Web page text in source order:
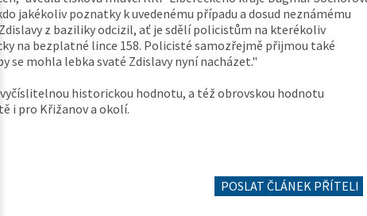
jakékoliv poznatky k uvedenému případu a dosud neznámému
z baziliky odcizil, ať je sdělí policistům na kterékoliv
na bezplatné lince 158. Policisté samozřejmě přijmou také
se mohla lebka svaté Zdislavy nyní nacházet."
historickou hodnotu, a též obrovskou hodnotu
i pro Křižanov a okolí.
POSLAT ČLÁNEK PŘÍTELI